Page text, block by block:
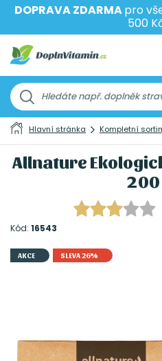
DOPRAVA ZDARMApro
500
Hlavní stránka Kompletní
Allnature
200
Kód: 16543
AKCE SLEVA 26%